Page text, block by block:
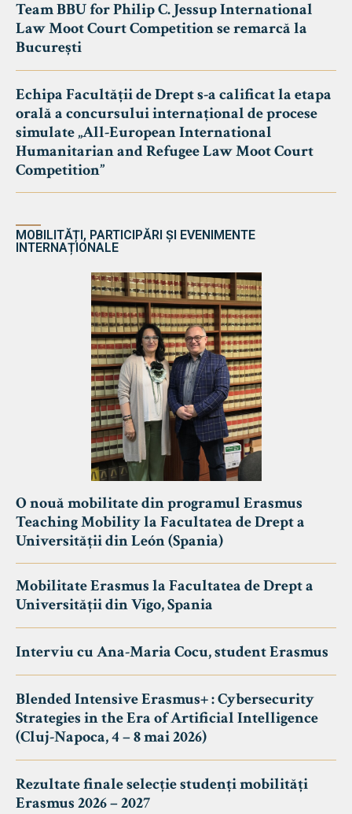
Team BBU for Philip C. Jessup International
Law Moot Court Competition se remarcă la
București
Echipa Facultății de Drept s-a calificat la etapa
orală a concursului internațional de procese
simulate „All-European International
Humanitarian and Refugee Law Moot Court
Competition”
MOBILITĂȚI, PARTICIPĂRI ȘI EVENIMENTE
INTERNAȚIONALE
O nouă mobilitate din programul Erasmus
Teaching Mobility la Facultatea de Drept a
Universității din León (Spania)
Mobilitate Erasmus la Facultatea de Drept a
Universității din Vigo, Spania
Interviu cu Ana-Maria Cocu, student Erasmus
Blended Intensive Erasmus+ : Cybersecurity
Strategies in the Era of Artificial Intelligence
(Cluj-Napoca, 4 – 8 mai 2026)
Rezultate finale selecție studenți mobilități
Erasmus 2026 – 2027